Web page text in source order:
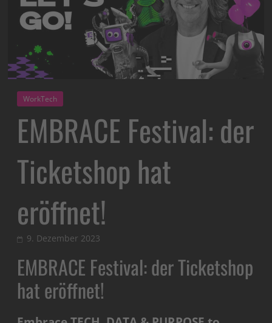
WorkTech
EMBRACE Festival: der
Ticketshop hat
eröffnet!
9. Dezember 2023
EMBRACE Festival: der Ticketshop
hat eröffnet!